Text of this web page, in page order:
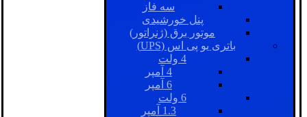
سه فاز
پنل خورشیدی
موتور برق (ژنراتور)
باتری یو پی اس (UPS)
4 ولت
4 آمپر
6 آمپر
6 ولت
1.3 آمپر